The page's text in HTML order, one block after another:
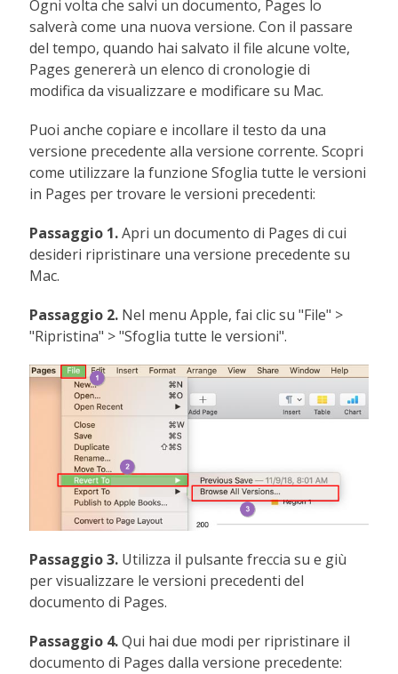
Ogni volta che salvi un documento, Pages lo
salverà come una nuova versione. Con il passare
del tempo, quando hai salvato il file alcune volte,
Pages genererà un elenco di cronologie di
modifica da visualizzare e modificare su Mac.
Puoi anche copiare e incollare il testo da una
versione precedente alla versione corrente. Scopri
come utilizzare la funzione Sfoglia tutte le versioni
in Pages per trovare le versioni precedenti:
Passaggio 1.Apri un documento di Pages di cui
desideri ripristinare una versione precedente su
Mac.
Passaggio 2. Nel menu Apple, fai clic su "File" >
"Ripristina" > "Sfoglia tutte le versioni".
Passaggio 3. Utilizza il pulsante freccia su e giù
per visualizzare le versioni precedenti del
documento di Pages.
Passaggio 4.Qui hai due modi per ripristinare il
documento di Pages dalla versione precedente: